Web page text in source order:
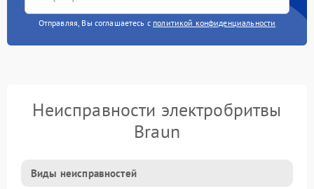
Отправляя, Вы соглашаетесь с политикой конфиденциальности
Неисправности электробритвы
Braun
Виды неисправностей